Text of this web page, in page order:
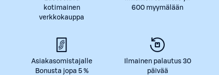
kotimainen
verkkokauppa
600 myymälään
Asiakasomistajalle
Bonusta jopa 5 %
Ilmainen palautus 30
päivää